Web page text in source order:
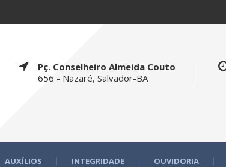
Pç. Conselheiro Almeida Couto
656 - Nazaré, Salvador-BA
AUXÍLIOS INTEGRIDADE OUVIDORIA